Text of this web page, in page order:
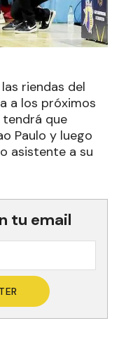
riendas del
a los próximos
tendrá que
Paulo y luego
asistente a su
tu email